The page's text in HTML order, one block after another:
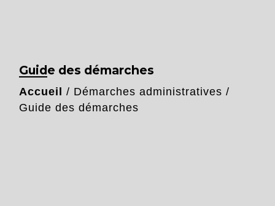
Guide des démarches
Accueil / Démarches administratives /
Guide des démarches